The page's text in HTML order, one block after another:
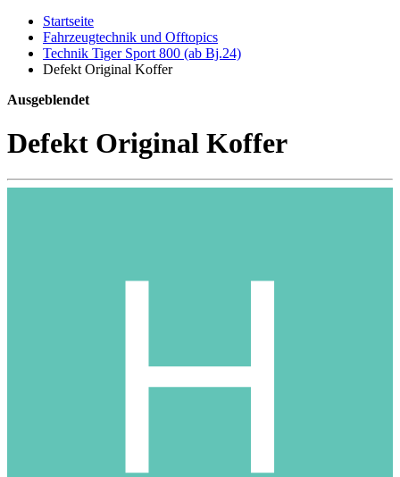
Startseite
Fahrzeugtechnik und Offtopics
Technik Tiger Sport 800 (ab Bj.24)
Defekt Original Koffer
Ausgeblendet
Defekt Original Koffer